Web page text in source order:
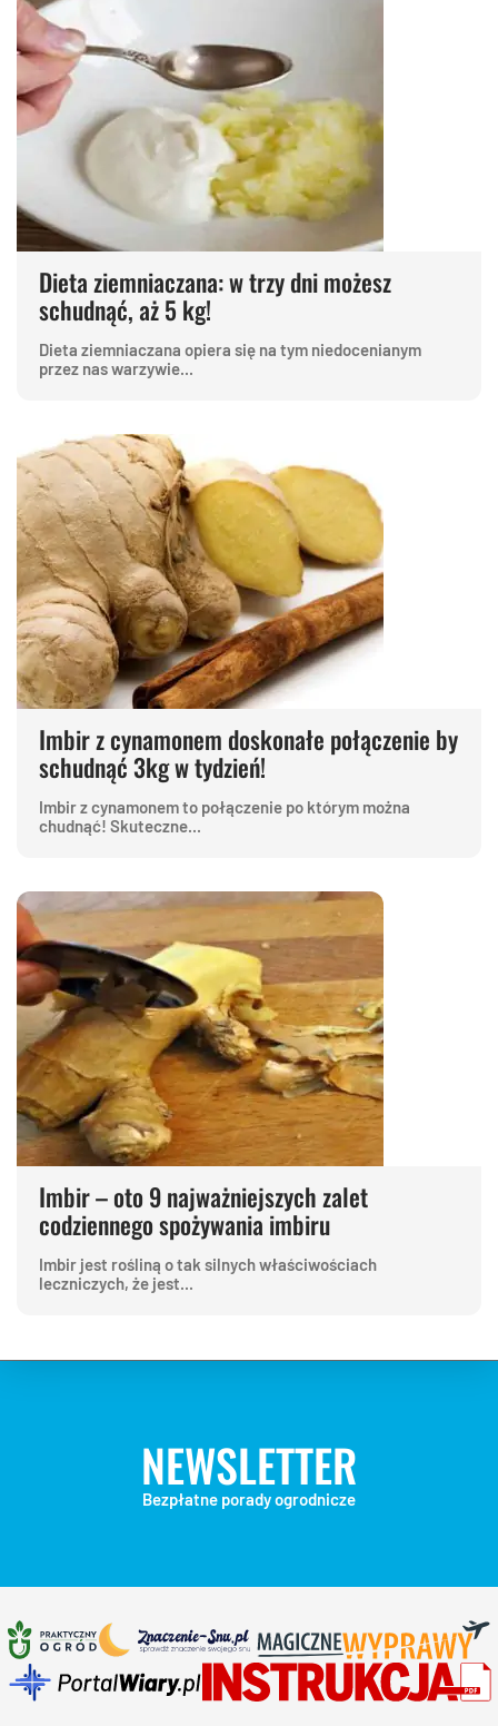
Dieta ziemniaczana: w trzy dni możesz
schudnąć, aż 5 kg!
Dieta ziemniaczana opiera się na tym niedocenianym
przez nas warzywie...
Imbir z cynamonem doskonałe połączenie by
schudnąć 3kg w tydzień!
Imbir z cynamonem to połączenie po którym można
chudnąć! Skuteczne...
Imbir – oto 9 najważniejszych zalet
codziennego spożywania imbiru
Imbir jest rośliną o tak silnych właściwościach
leczniczych, że jest...
NEWSLETTER
Bezpłatne porady ogrodnicze